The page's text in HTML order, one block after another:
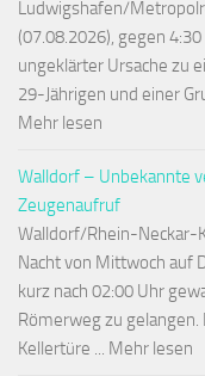
Ludwigshafen/
(07.08.2026), gegen
ungeklärter Ursache zu
29-Jährigen und einer
Mehr lesen
Walldorf – Unbekannte
Zeugenaufruf
Walldorf/Rhein-Neckar-
Nacht von Mittwoch auf
kurz nach 02:00 Uhr
Römerweg zu
Kellertüre ... Mehr lesen